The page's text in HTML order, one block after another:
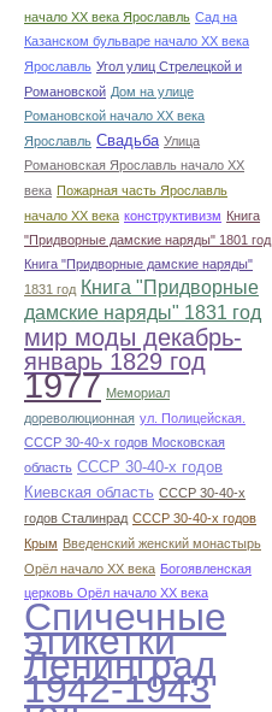
начало ХХ века Ярославль Сад на
Казанском бульваре начало ХХ века
Ярославль Угол улиц Стрелецкой и
Романовской Дом на улице
Романовской начало ХХ века
Ярославль Свадьба Улица
Романовская Ярославль начало ХХ
века Пожарная часть Ярославль
начало ХХ века конструктивизм Книга
"Придворные дамские наряды" 1801 год
Книга "Придворные дамские наряды"
1831 год Книга "Придворные
дамские наряды" 1831 год
мир моды декабрь-
январь 1829 год
1977 Мемориал
дореволюционная ул. Полицейская.
СССР 30-40-х годов Московская
область СССР 30-40-х годов
Киевская область СССР 30-40-х
годов Сталинрад СССР 30-40-х годов
Крым Введенский женский монастырь
Орёл начало ХХ века Богоявленская
церковь Орёл начало ХХ века
Спичечные
этикетки
Ленинград
1942-1943